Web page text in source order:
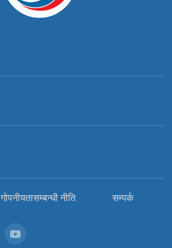
गोपनीयतासम्बन्धी नीति सम्पर्क